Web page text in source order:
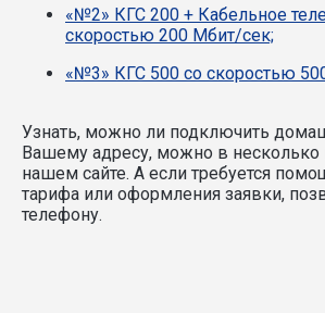
«№2» КГС 200 + Кабельное
скоростью 200 Мбит/сек;
«№3» КГС 500 со скоростью
Узнать, можно ли подключить
Вашему адресу, можно в несколько
нашем сайте. А если требуется
тарифа или оформления заявки,
телефону.